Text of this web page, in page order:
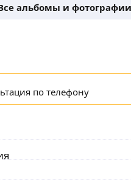
альбомы и фотографии
по телефону